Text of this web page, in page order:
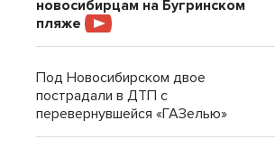
новосибирцам на Бугринском
пляже
Под Новосибирском двое
пострадали в ДТП с
перевернувшейся «ГАЗелью»